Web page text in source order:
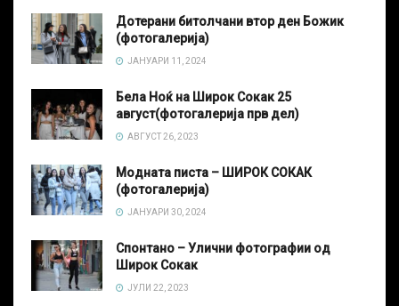
Дотерани битолчани втор ден Божик
(фотогалерија)
ЈАНУАРИ 11, 2024
Бела Ноќ на Широк Сокак 25
август(фотогалерија прв дел)
АВГУСТ 26, 2023
Модната писта – ШИРОК СОКАК
(фотогалерија)
ЈАНУАРИ 30, 2024
Спонтано – Улични фотографии од
Широк Сокак
ЈУЛИ 22, 2023